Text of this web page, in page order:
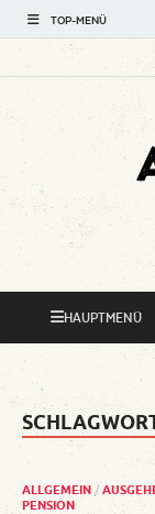
TOP-MENÜ
HAUPTMENÜ
ALLGEMEIN /
PENSION